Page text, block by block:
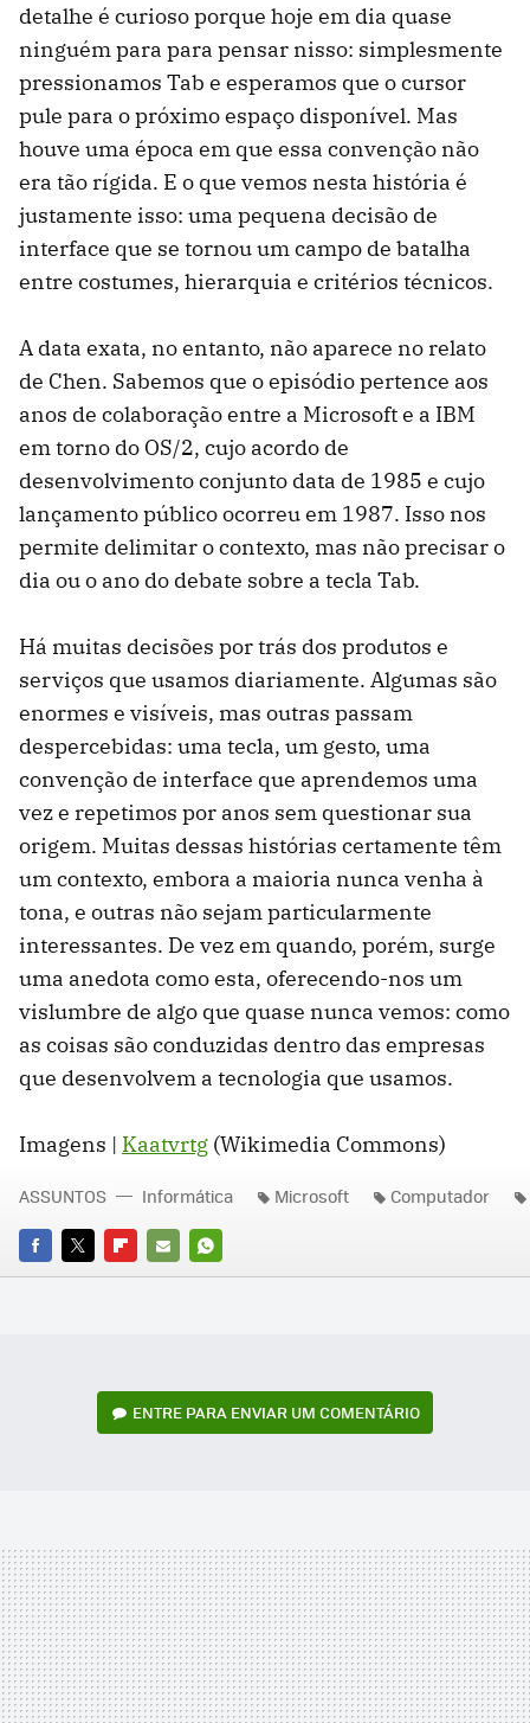
detalhe é curioso porque hoje em dia quase
ninguém para para pensar nisso: simplesmente
pressionamos Tab e esperamos que o cursor
pule para o próximo espaço disponível. Mas
houve uma época em que essa convenção não
era tão rígida. E o que vemos nesta história é
justamente isso: uma pequena decisão de
interface que se tornou um campo de batalha
entre costumes, hierarquia e critérios técnicos.
A data exata, no entanto, não aparece no relato
de Chen. Sabemos que o episódio pertence aos
anos de colaboração entre a Microsoft e a IBM
em torno do OS/2, cujo acordo de
desenvolvimento conjunto data de 1985 e cujo
lançamento público ocorreu em 1987. Isso nos
permite delimitar o contexto, mas não precisar o
dia ou o ano do debate sobre a tecla Tab.
Há muitas decisões por trás dos produtos e
serviços que usamos diariamente. Algumas são
enormes e visíveis, mas outras passam
despercebidas: uma tecla, um gesto, uma
convenção de interface que aprendemos uma
vez e repetimos por anos sem questionar sua
origem. Muitas dessas histórias certamente têm
um contexto, embora a maioria nunca venha à
tona, e outras não sejam particularmente
interessantes. De vez em quando, porém, surge
uma anedota como esta, oferecendo-nos um
vislumbre de algo que quase nunca vemos: como
as coisas são conduzidas dentro das empresas
que desenvolvem a tecnologia que usamos.
Imagens | Kaatvrtg (Wikimedia Commons)
FACEBOOK
TWITTERFLIPBOARD
E-
WHATSAPP
ASSUNTOS Informática Microsoft Computador
ENTRE PARA ENVIAR UM COMENTÁRIO